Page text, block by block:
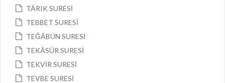
TÂRIK SURESİ
TEBBET SURESİ
TEĞÂBÜN SURESİ
TEKÂSÜR SURESİ
TEKVİR SURESİ
TEVBE SURESİ